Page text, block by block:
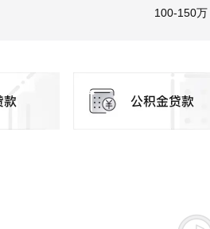
100-150万